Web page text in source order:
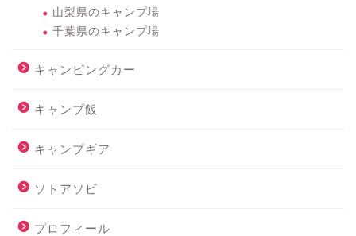
山梨県のキャンプ場
千葉県のキャンプ場
キャンピングカー
キャンプ飯
キャンプギア
ソトアソビ
プロフィール